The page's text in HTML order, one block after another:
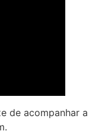
de acompanhar a